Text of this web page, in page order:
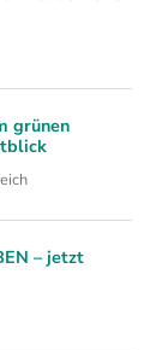
grünen
– jetzt